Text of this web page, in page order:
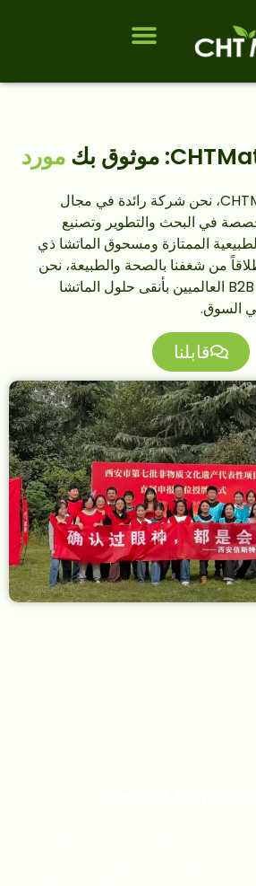
مورد
مرحبًا بك في CHTMatcha، نحن شركة رائدة في مجال
في البحث والتطوير وتصنيع
الممتازة ومسحوق الماتشا ذي
من شغفنا بالصحة والطبيعة، نحن
ملتزمون بتزويد عملاء B2B العالميين بأنقى حلول الماتشا
في السوق.
قابلنا